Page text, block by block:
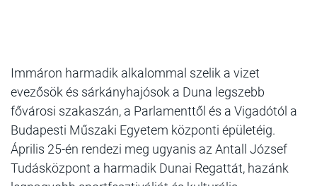
Immáron harmadik alkalommal szelik a vizet
evezősök és sárkányhajósok a Duna legszebb
fővárosi szakaszán, a Parlamenttől és a Vigadótól a
Budapesti Műszaki Egyetem központi épületéig.
Április 25-én rendezi meg ugyanis az Antall József
Tudásközpont a harmadik Dunai Regattát, hazánk